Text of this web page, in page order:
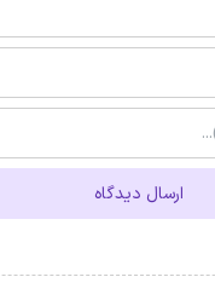
ارسال دیدگاه